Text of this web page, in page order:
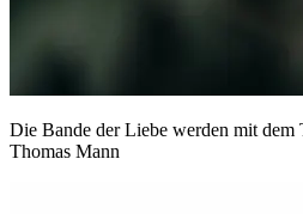
Die Bande der Liebe werden mit dem
Thomas Mann